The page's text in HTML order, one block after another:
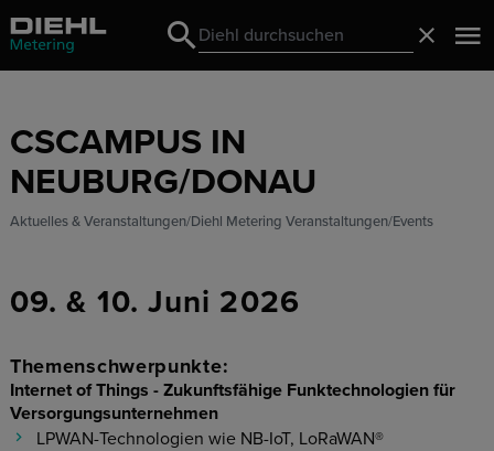
Search
Search
CSCAMPUS IN
NEUBURG/DONAU
Aktuelles & Veranstaltungen Diehl Metering Veranstaltungen Events
09. & 10. Juni 2026
Themenschwerpunkte:
Internet of Things - Zukunftsfähige Funktechnologien für
Versorgungsunternehmen
LPWAN-Technologien wie NB-IoT, LoRaWAN®